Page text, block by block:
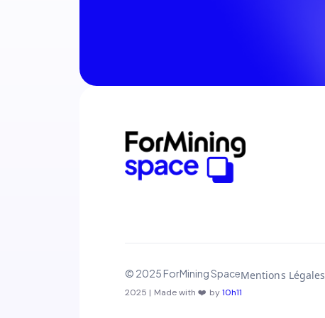
© 2025 ForMining SpaceMentions Légales
2025 | Made with ❤️ by10h11